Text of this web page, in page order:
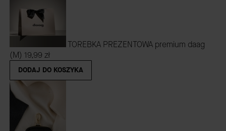
TOREBKA PREZENTOWA premium daag
(M) 19,99 zł
DODAJ DO KOSZYKA